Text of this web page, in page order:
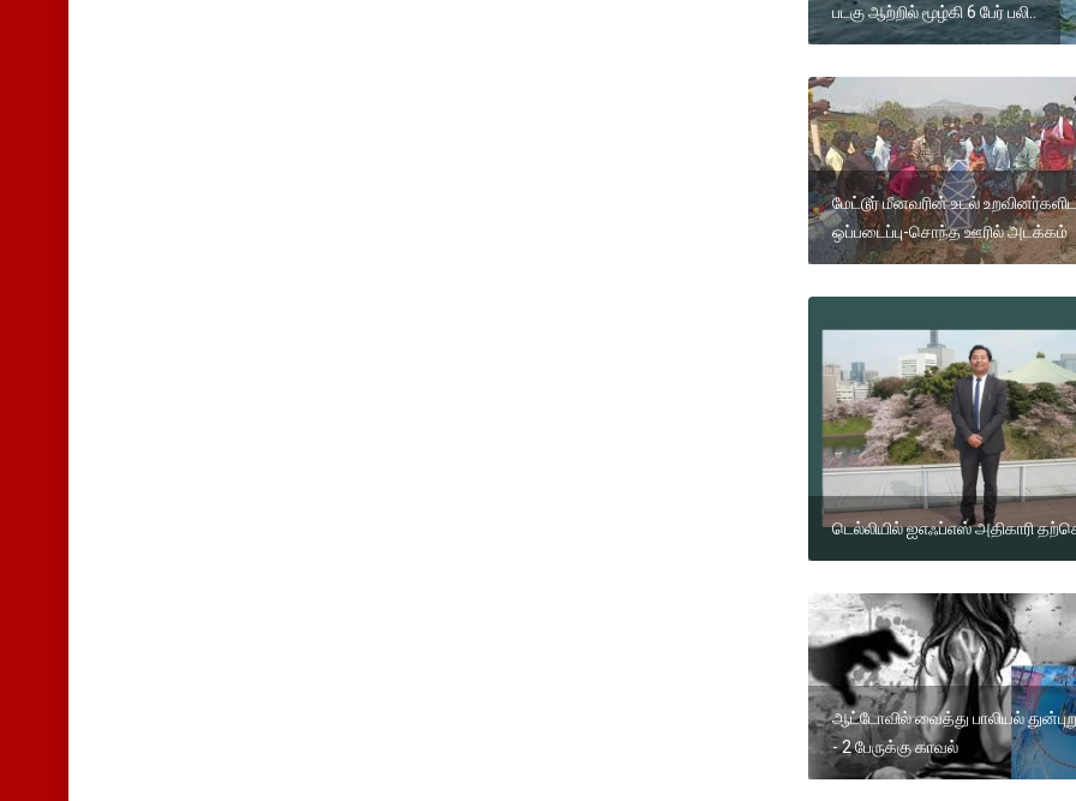
படகு ஆற்றில் மூழ்கி 6 பேர் பலி..
மேட்டூர் மீனவரின் உடல்
ஒப்படைப்பு-சொந்த ஊரில் அடக்கம்
டெல்லியில் ஐஎஃப்எஸ் அதிகாரி
ஆட்டோவில் வைத்து பாலியல்
- 2 பேருக்கு காவல்